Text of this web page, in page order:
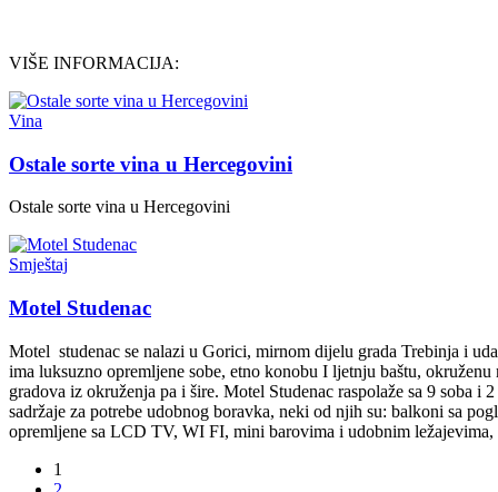
VIŠE INFORMACIJA:
Vina
Ostale sorte vina u Hercegovini
Ostale sorte vina u Hercegovini
Smještaj
Motel Studenac
Motel studenac se nalazi u Gorici, mirnom dijelu grada Trebinja i
ima luksuzno opremljene sobe, etno konobu I ljetnju baštu,
gradova iz okruženja pa i šire. Motel Studenac raspolaže sa 9 soba
sadržaje za potrebe udobnog boravka, neki od njih su: balkoni sa
opremljene sa LCD TV, WI FI, mini barovima i udobnim
1